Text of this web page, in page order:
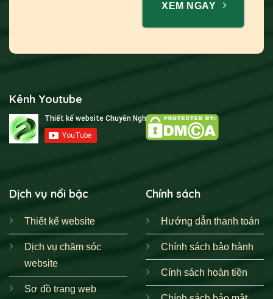
XEM NGAY
Kênh Youtube
Dịch vụ nổi bậc
Thiết kế website
Dịch vụ chăm sóc
website
Sơ đồ trang web
Chính sách
Hướng dẫn thanh toán
Chính sách bảo hành
Cính sách hoàn tiền